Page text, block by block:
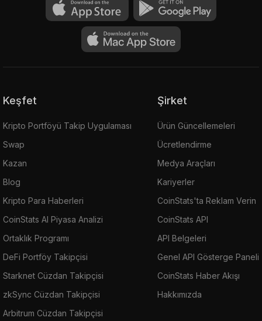
Keşfet
Kripto Portföyü Takip Uygulaması
Swap
Kazan
Blog
Kripto Para Haberleri
CoinStats AI Piyasa Analizi
Ortaklık Programı
DeFi Portföy Takipçisi
Starknet Cüzdan Takipçisi
zkSync Cüzdan Takipçisi
Arbitrum Cüzdan Takipçisi
Şirket
Ürün Güncellemeleri
Ücretlendirme
Medya Araçları
Kariyerler
CoinStats'ta Reklam Verin
CoinStats API
API Belgeleri
Genel API Gösterge Paneli
CoinStats Haber Akışı
Hakkımızda